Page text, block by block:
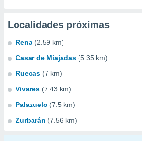
Localidades próximas
Rena (2.59 km)
Casar de Miajadas (5.35 km)
Ruecas (7 km)
Vivares (7.43 km)
Palazuelo (7.5 km)
Zurbarán (7.56 km)